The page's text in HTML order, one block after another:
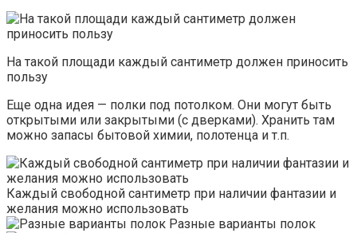
На такой площади каждый сантиметр должен приносить
пользу
Еще одна идея — полки под потолком. Они могут быть
открытыми или закрытыми (с дверками). Хранить там
можно запасы бытовой химии, полотенца и т.п.
Каждый свободной сантиметр при наличии фантазии и
желания можно использовать
Разные варианты полок